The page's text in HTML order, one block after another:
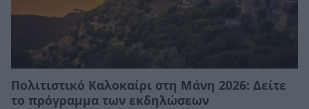
Πολιτιστικό Καλοκαίρι στη Μάνη 2026: Δείτε
το πρόγραμμα των εκδηλώσεων